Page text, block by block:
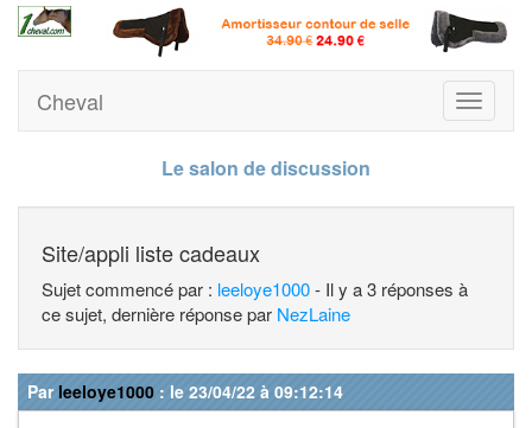
Toggle
Cheval
Le salon de discussion
Site/appli liste cadeaux
Sujet commencé par : leeloye1000- Il y a 3 réponses à
ce sujet, dernière réponse par NezLaine
Par leeloye1000 : le 23/04/22 à 09:12:14